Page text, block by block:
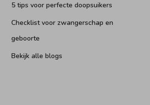
5 tips voor perfecte doopsuikers
Checklist voor zwangerschap en
geboorte
Bekijk alle blogs